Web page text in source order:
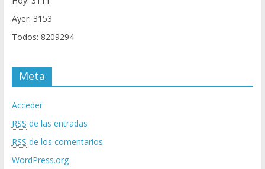
Ayer: 3153
Todos: 8209294
Meta
Acceder
RSS de las entradas
RSS de los comentarios
WordPress.org